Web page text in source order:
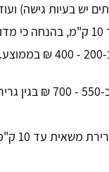
יש בעיות גישה)
ק"מ.
10 ק"מ עומד על כ-400 - 700 ₪.